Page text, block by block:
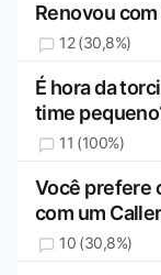
Renovou
12 (30,8%)
É hora da
time
11 (100%)
Você prefere
com um
10 (30,8%)